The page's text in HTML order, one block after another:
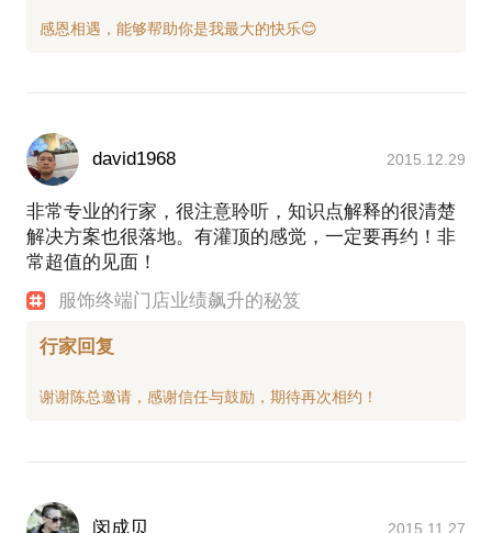
david1968 2015.12.29
非常专业的行家，很注意聆听，知识点解释的很清楚
解决方案也很落地。有灌顶的感觉，一定要再约！非
常超值的见面！
服饰终端门店业绩飙升的秘笈
行家回复
闵成贝 2015.11.27